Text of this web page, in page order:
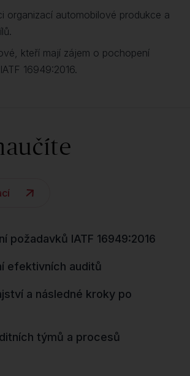
organizací automobilové produkce a
kteří mají zájem o pochopení
16949:2016.
požadavků IATF 16949:2016
efektivních auditů
a následné kroky po
týmů a procesů